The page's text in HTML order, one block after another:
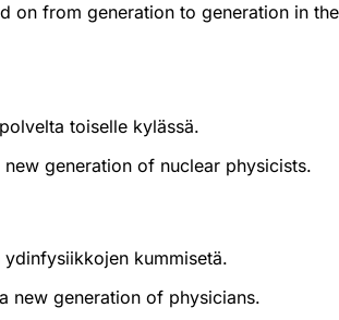
on from generation to generation in the
toiselle kylässä.
generation of nuclear physicists.
ydinfysiikkojen kummisetä.
new generation of physicians.